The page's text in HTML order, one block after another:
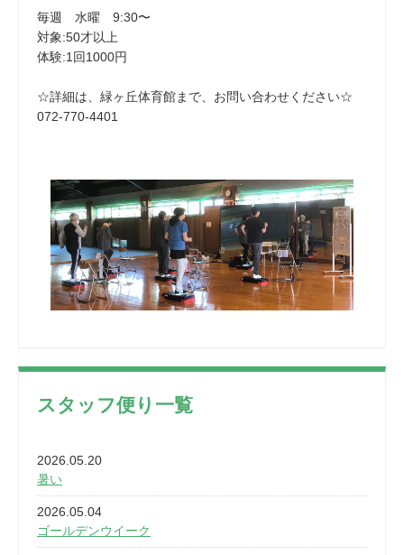
毎週 水曜 9:30〜
対象:50才以上
体験:1回1000円
☆詳細は、緑ヶ丘体育館まで、お問い合わせください☆
072-770-4401
スタッフ便り一覧
2026.05.20
暑い
2026.05.04
ゴールデンウイーク